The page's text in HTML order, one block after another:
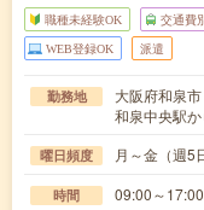
職種未経験OK 交通費
WEB登録OK 派遣
勤務地
大阪府和泉市
和泉中央駅
曜日頻度 月～金（週
時間 09:00～